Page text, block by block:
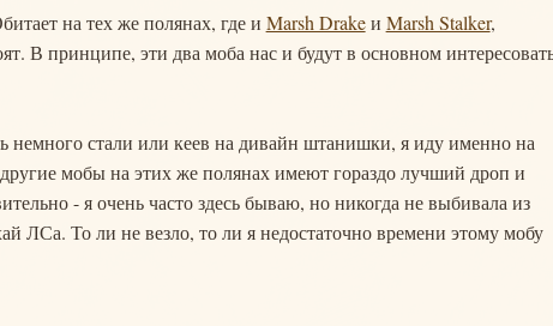
на тех же полянах, где и Marsh Drakeи Marsh Stalker,
В принципе, эти два моба нас и будут в основном
немного стали или кеев на дивайн штанишки, я иду именно на
мобы на этих же полянах имеют гораздо лучший дроп и
- я очень часто здесь бываю, но никогда не выбивала из
ЛСа. То ли не везло, то ли я недостаточно времени этому мобу